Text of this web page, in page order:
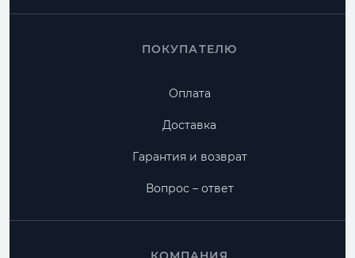
ПОКУПАТЕЛЮ
Оплата
Доставка
Гарантия и возврат
Вопрос – ответ